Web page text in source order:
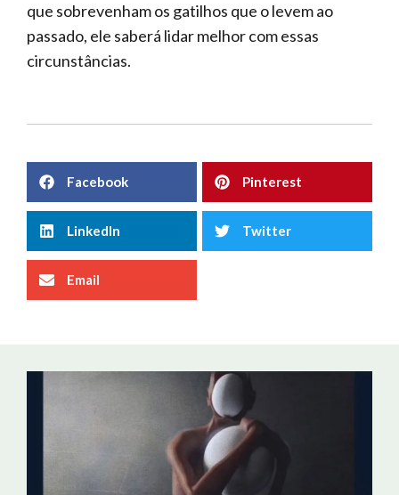
que sobrevenham os gatilhos que o levem ao
passado, ele saberá lidar melhor com essas
circunstâncias.
Facebook Pinterest
LinkedIn Twitter
Email